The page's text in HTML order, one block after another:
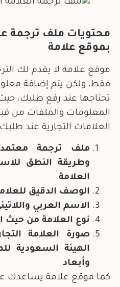
محتويات ملف ترجمة
بموقع علامة
موقع علامة لا يقدم لك
فقط، ولكن يتم إضافة
تحتاجها عند رفع طلبك،
المعلومات والملفات من
العلامات التجارية عند
ملف ترجمة
وطريقة النطق
العلامة
الوصف الدقيق
الاسم العربي
نوع العلامة من
صورة العلامة
الهيئة السعودية
وأبعاد
كما موقع علامة يساعدك